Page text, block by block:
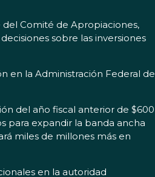
Comité de Apropiaciones,
sobre las inversiones
en la Administración Federal de
del año fiscal anterior de $600
para expandir la banda ancha
miles de millones más en
en la autoridad